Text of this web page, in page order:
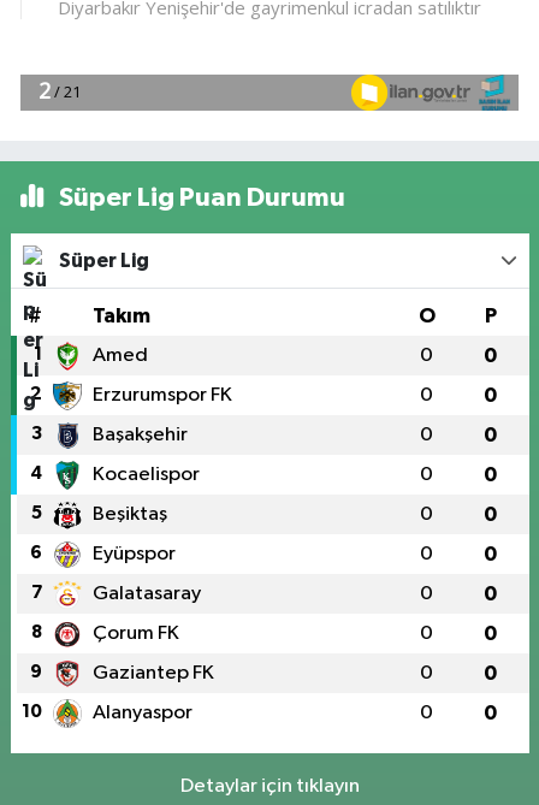
Süper Lig Puan Durumu
Süper Lig
# Takım O P
1 Amed 0 0
2 Erzurumspor FK 0 0
3 Başakşehir 0 0
4 Kocaelispor 0 0
5 Beşiktaş 0 0
6 Eyüpspor 0 0
7 Galatasaray 0 0
8 Çorum FK 0 0
9 Gaziantep FK 0 0
10 Alanyaspor 0 0
Detaylar için tıklayın